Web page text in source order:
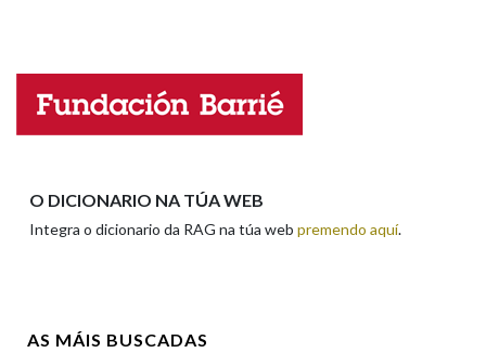
Propoño mellorar a definición
Falta unha voz
O DICIONARIO NA TÚA WEB
Integra o dicionario da RAG na túa web premendo aquí.
AS MÁIS BUSCADAS